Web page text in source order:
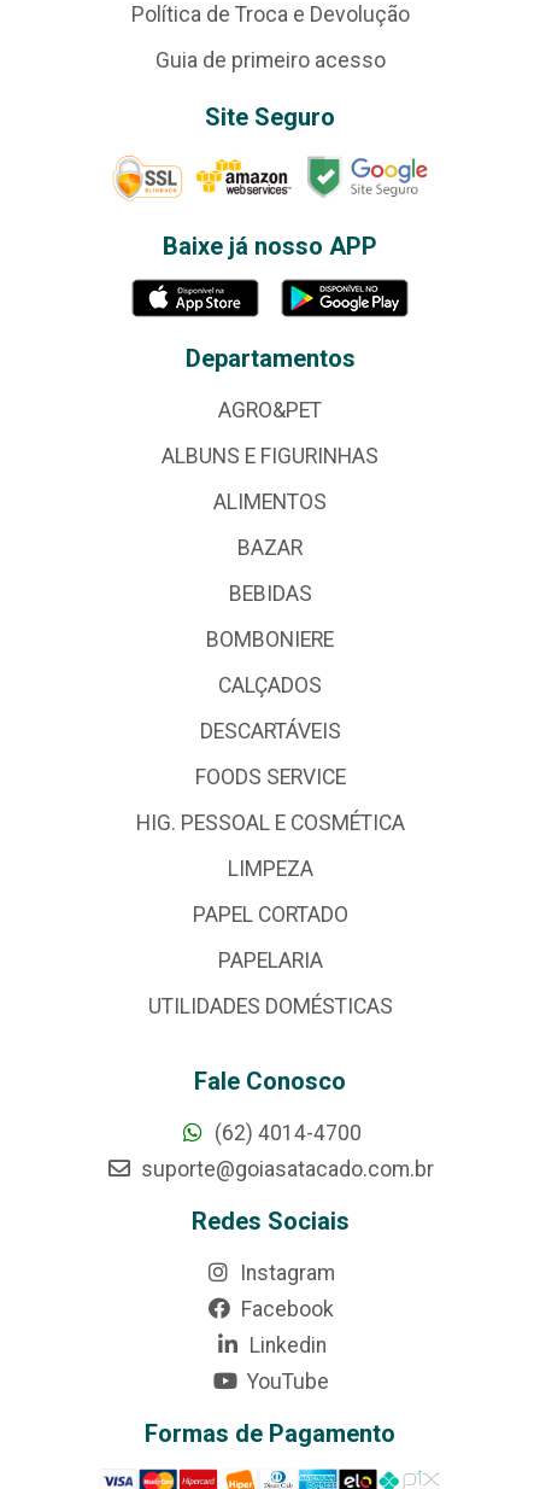
Política de Troca e Devolução
Guia de primeiro acesso
Site Seguro
Baixe já nosso APP
Departamentos
AGRO&PET
ALBUNS E FIGURINHAS
ALIMENTOS
BAZAR
BEBIDAS
BOMBONIERE
CALÇADOS
DESCARTÁVEIS
FOODS SERVICE
HIG. PESSOAL E COSMÉTICA
LIMPEZA
PAPEL CORTADO
PAPELARIA
UTILIDADES DOMÉSTICAS
Fale Conosco
(62) 4014-4700
suporte@goiasatacado.com.br
Redes Sociais
Instagram
Facebook
Linkedin
YouTube
Formas de Pagamento